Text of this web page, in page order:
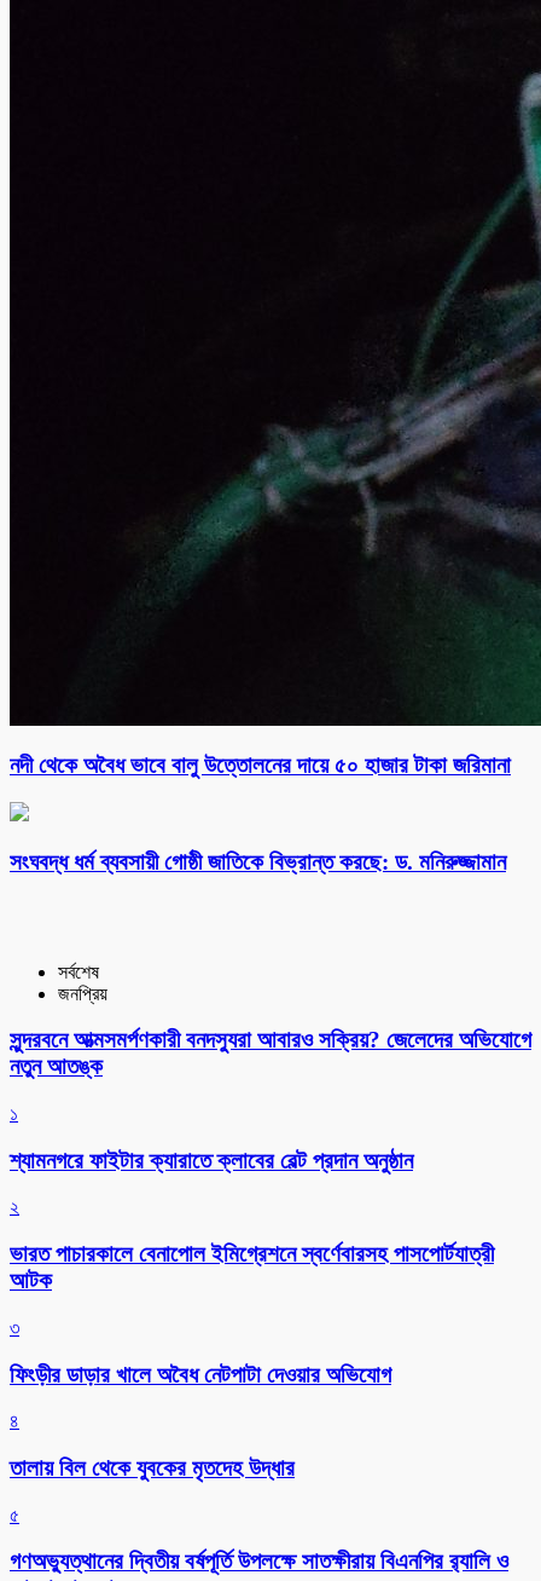
নদী থেকে অবৈধ ভাবে বালু উত্তোলনের দায়ে ৫০ হাজার টাকা জরিমানা
সংঘবদ্ধ ধর্ম ব্যবসায়ী গোষ্ঠী জাতিকে বিভ্রান্ত করছে: ড. মনিরুজ্জামান
সর্বশেষ
জনপ্রিয়
সুন্দরবনে আত্মসমর্পণকারী বনদস্যুরা আবারও সক্রিয়? জেলেদের অভিযোগে
নতুন আতঙ্ক
১
শ্যামনগরে ফাইটার ক্যারাতে ক্লাবের বেল্ট প্রদান অনুষ্ঠান
২
ভারত পাচারকালে বেনাপোল ইমিগ্রেশনে স্বর্ণেবারসহ পাসপোর্টযাত্রী
আটক
৩
ফিংড়ীর ডাড়ার খালে অবৈধ নেটপাটা দেওয়ার অভিযোগ
৪
তালায় বিল থেকে যুবকের মৃতদেহ উদ্ধার
৫
গণঅভ্যুত্থানের দ্বিতীয় বর্ষপূর্তি উপলক্ষে সাতক্ষীরায় বিএনপির র‌্যালি ও